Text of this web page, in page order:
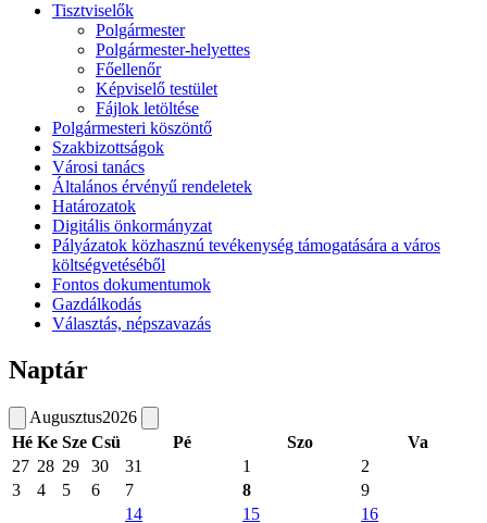
Tisztviselők
Polgármester
Polgármester-helyettes
Főellenőr
Képviselő testület
Fájlok letöltése
Polgármesteri köszöntő
Szakbizottságok
Városi tanács
Általános érvényű rendeletek
Határozatok
Digitális önkormányzat
Pályázatok közhasznú tevékenység támogatására a város
költségvetéséből
Fontos dokumentumok
Gazdálkodás
Választás, népszavazás
Naptár
Augusztus2026
Hé Ke Sze Csü Pé Szo
Va
27 28 29 30 31 1
2
3
4 5 6 7 8
9
14
15 16